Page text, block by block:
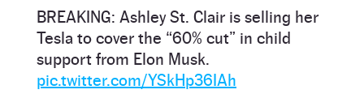
BREAKING: Ashley St. Clair is selling her
Tesla to cover the “60% cut” in child
support from Elon Musk.
pic.twitter.com/YSkHp36IAh